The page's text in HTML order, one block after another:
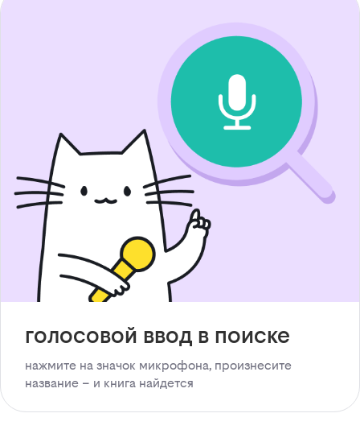
голосовой ввод в поиске
нажмите на значок микрофона, произнесите
название – и книга найдется